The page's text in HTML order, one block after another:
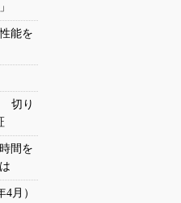
能を
切り
間を
月）